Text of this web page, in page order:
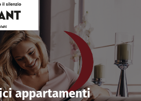
appartamenti